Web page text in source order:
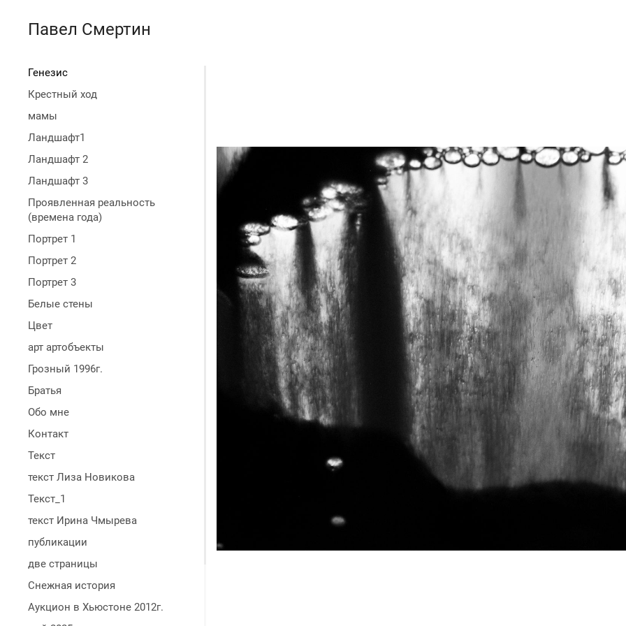
Павел Смертин
Генезис
Крестный ход
мамы
Ландшафт1
Ландшафт 2
Ландшафт 3
Проявленная реальность
(времена года)
Портрет 1
Портрет 2
Портрет 3
Белые стены
Цвет
арт артобъекты
Грозный 1996г.
Братья
Обо мне
Контакт
Текст
текст Лиза Новикова
Текст_1
текст Ирина Чмырева
публикации
две страницы
Снежная история
Аукцион в Хьюстоне 2012г.